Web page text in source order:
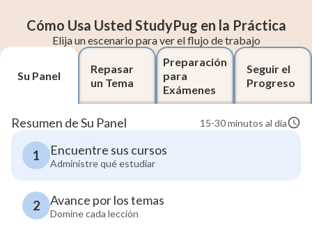
Cómo Usa Usted StudyPug en la Práctica
Elija un escenario para ver el flujo de trabajo
Su Panel
Repasar
un Tema
Preparación
para
Exámenes
Seguir el
Progreso
Resumen de Su Panel 15-30 minutos al día
1 Encuentre sus cursos
Administre qué estudiar
2 Avance por los temas
Domine cada lección